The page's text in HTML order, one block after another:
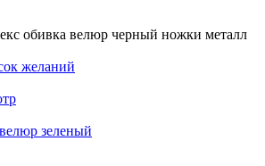
обивка велюр черный ножки металл
желаний